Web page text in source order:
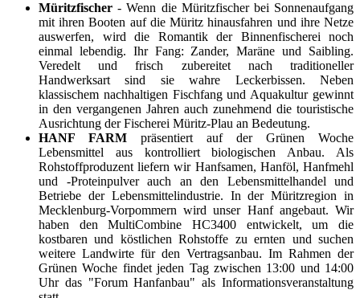
Müritzfischer - Wenn die Müritzfischer bei Sonnenaufgang
mit ihren Booten auf die Müritz hinausfahren und ihre Netze
auswerfen, wird die Romantik der Binnenfischerei noch
einmal lebendig. Ihr Fang: Zander, Maräne und Saibling.
Veredelt und frisch zubereitet nach traditioneller
Handwerksart sind sie wahre Leckerbissen. Neben
klassischem nachhaltigen Fischfang und Aquakultur gewinnt
in den vergangenen Jahren auch zunehmend die touristische
Ausrichtung der Fischerei Müritz-Plau an Bedeutung.
HANF FARM präsentiert auf der Grünen Woche
Lebensmittel aus kontrolliert biologischen Anbau. Als
Rohstoffproduzent liefern wir Hanfsamen, Hanföl, Hanfmehl
und -Proteinpulver auch an den Lebensmittelhandel und
Betriebe der Lebensmittelindustrie. In der Müritzregion in
Mecklenburg-Vorpommern wird unser Hanf angebaut. Wir
haben den MultiCombine HC3400 entwickelt, um die
kostbaren und köstlichen Rohstoffe zu ernten und suchen
weitere Landwirte für den Vertragsanbau. Im Rahmen der
Grünen Woche findet jeden Tag zwischen 13:00 und 14:00
Uhr das "Forum Hanfanbau" als Informationsveranstaltung